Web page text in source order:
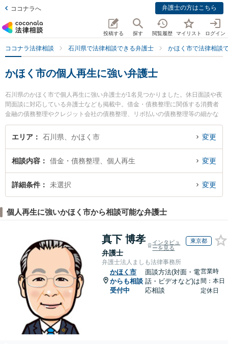
ココナラへ 弁護士の方はこちら
投稿する 探す 閲覧履歴 マイリスト ログイン
ココナラ法律相談 石川県で法律相談できる弁護士 かほく市で法律相談
かほく市の個人再生に強い弁護士
石川県のかほく市で個人再生に強い弁護士が1名見つかりました。休日面談や夜
間面談に対応している弁護士なども掲載中。借金・債務整理に関係する消費者
金融の債務整理やクレジット会社の債務整理、リボ払いの債務整理等の細かな
分野での絞り込み検索もでき便利です。特に松本法務法律事務所の松本 亘市弁
護士のプロフィール情報や弁護士費用、強みなどが注目されています。『かほ
回相談無料で個人再生を法律相談できるかほく市内の弁護士に相談予約した
い』などでお困りの相談者さんにおすすめです。
エリア 石川県、かほく市 変更
相談内容 借金・債務整理、個人再生 変更
詳細条件 未選択 変更
個人再生に強いかほく市から相談可能な弁護士
真下 博孝
弁護士
インタビュ
ーを見る
東京都
弁護士法人ましも法律事務所
かほく市
からも相談
受付中
面談方法(対面・電
話・ビデオなど)は
応相談
営業時
間：本日
定休日